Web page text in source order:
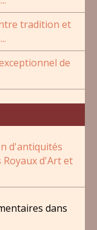
tradition et
de
d'antiquités
Royaux d'Art et
dans